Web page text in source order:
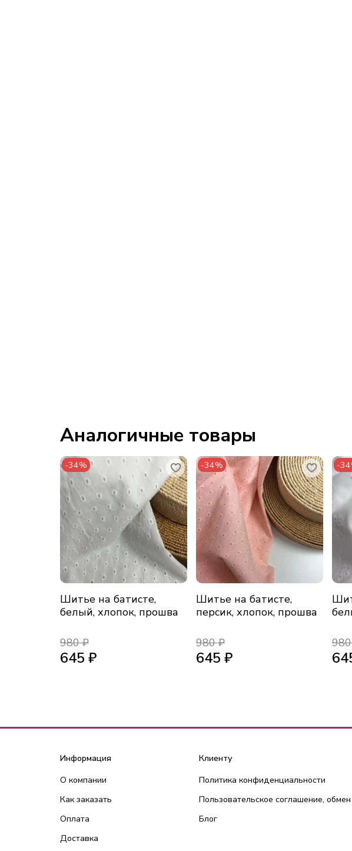
Аналогичные товары
-34%
Шитье на батисте,
белый, хлопок, прошва
980 ₽
645 ₽
-34%
Шитье на батисте,
персик, хлопок, прошва
980 ₽
645 ₽
-
Информация
О компании
Как заказать
Оплата
Доставка
Клиенту
Политика конфиденциальности
Пользовательское соглашение,
Блог